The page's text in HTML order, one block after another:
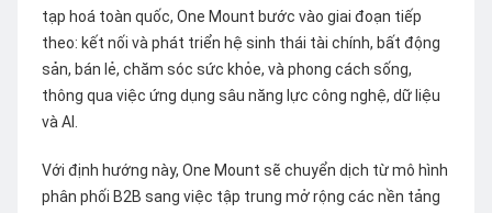
tạp hoá toàn quốc, One Mount bước vào giai đoạn tiếp
theo: kết nối và phát triển hệ sinh thái tài chính, bất động
sản, bán lẻ, chăm sóc sức khỏe, và phong cách sống,
thông qua việc ứng dụng sâu năng lực công nghệ, dữ liệu
và AI.
Với định hướng này, One Mount sẽ chuyển dịch từ mô hình
phân phối B2B sang việc tập trung mở rộng các nền tảng